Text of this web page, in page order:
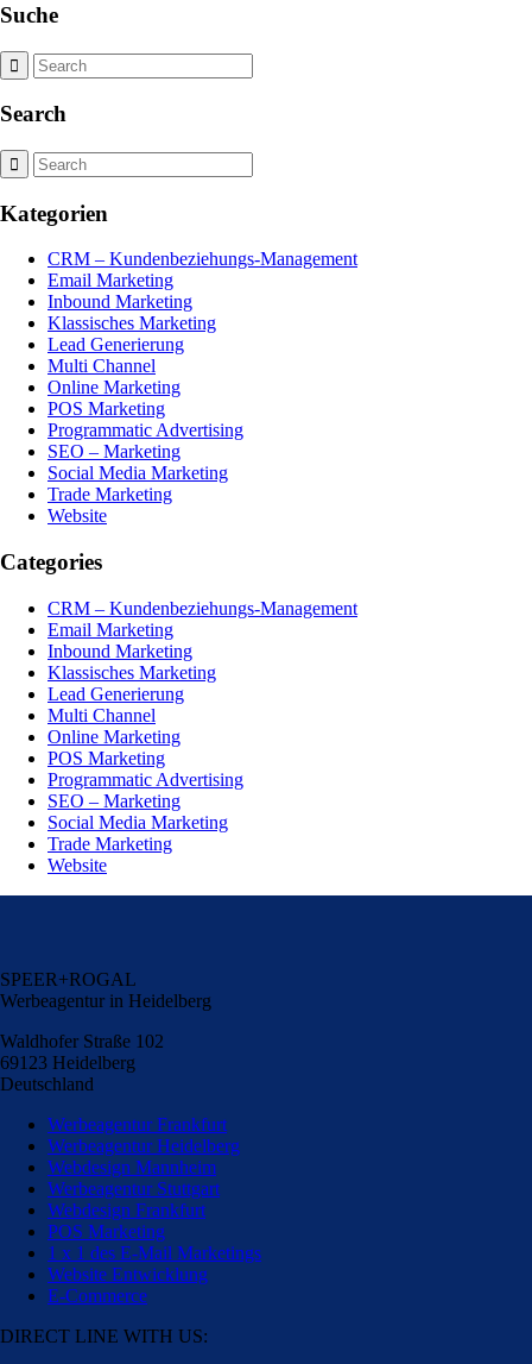
Suche
Search
Kategorien
CRM – Kundenbeziehungs-Management
Email Marketing
Inbound Marketing
Klassisches Marketing
Lead Generierung
Multi Channel
Online Marketing
POS Marketing
Programmatic Advertising
SEO – Marketing
Social Media Marketing
Trade Marketing
Website
Categories
CRM – Kundenbeziehungs-Management
Email Marketing
Inbound Marketing
Klassisches Marketing
Lead Generierung
Multi Channel
Online Marketing
POS Marketing
Programmatic Advertising
SEO – Marketing
Social Media Marketing
Trade Marketing
Website
SPEER+ROGAL
Werbeagentur in Heidelberg
Waldhofer Straße 102
69123 Heidelberg
Deutschland
Werbeagentur Frankfurt
Werbeagentur Heidelberg
Webdesign Mannheim
Werbeagentur Stuttgart
Webdesign Frankfurt
POS Marketing
1 x 1 des E-Mail Marketings
Website Entwicklung
E-Commerce
DIRECT LINE WITH US: